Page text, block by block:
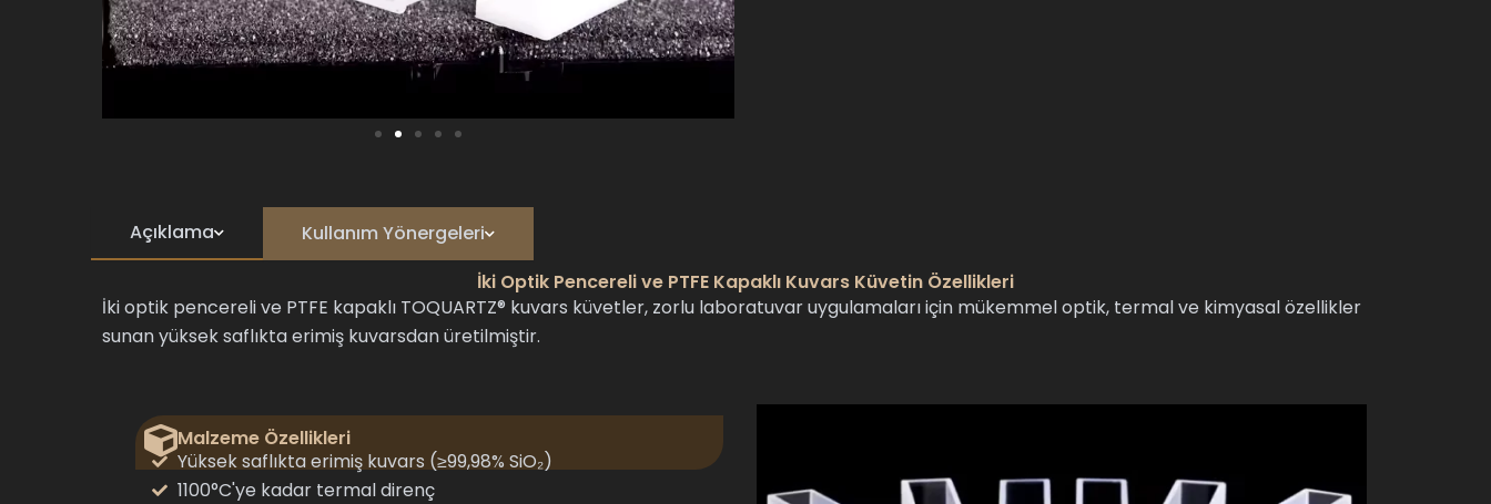
Açıklama
Kullanım Yönergeleri
İki Optik Pencereli ve PTFE Kapaklı Kuvars Küvetin Özellikleri
İki optik pencereli ve PTFE kapaklı TOQUARTZ® kuvars küvetler, zorlu laboratuvar uygulamaları için mükemmel optik, termal ve kimyasal özellikler
sunan yüksek saflıkta erimiş kuvarsdan üretilmiştir.
Malzeme Özellikleri
Yüksek saflıkta erimiş kuvars (≥99,98% SiO₂)
1100°C'ye kadar termal direnç